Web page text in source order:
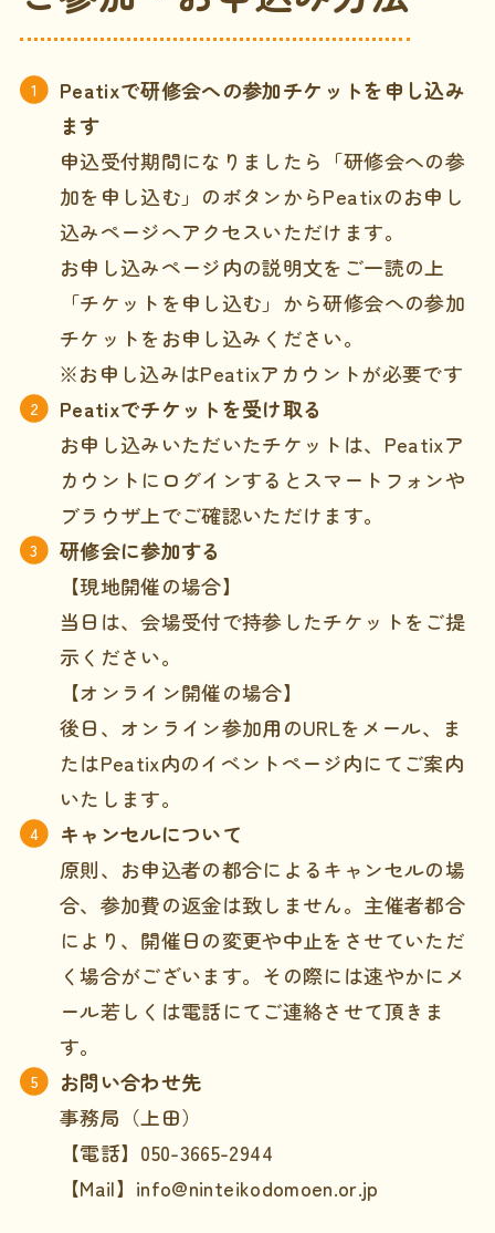
Peatixで研修会への参加チケットを申し込み
ます
申込受付期間になりましたら「研修会への参
加を申し込む」のボタンからPeatixのお申し
込みページへアクセスいただけます。
お申し込みページ内の説明文をご一読の上
「チケットを申し込む」から研修会への参加
チケットをお申し込みください。
※お申し込みはPeatixアカウントが必要です
Peatixでチケットを受け取る
お申し込みいただいたチケットは、Peatixア
カウントにログインするとスマートフォンや
ブラウザ上でご確認いただけます。
研修会に参加する
【現地開催の場合】
当日は、会場受付で持参したチケットをご提
示ください。
【オンライン開催の場合】
後日、オンライン参加用のURLをメール、ま
たはPeatix内のイベントページ内にてご案内
いたします。
キャンセルについて
原則、お申込者の都合によるキャンセルの場
合、参加費の返金は致しません。主催者都合
により、開催日の変更や中止をさせていただ
く場合がございます。その際には速やかにメ
ール若しくは電話にてご連絡させて頂きま
す。
お問い合わせ先
事務局（上田）
【電話】050-3665-2944
【Mail】info@ninteikodomoen.or.jp